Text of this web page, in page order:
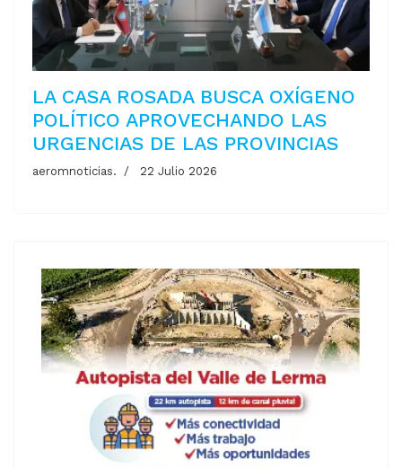
LA CASA ROSADA BUSCA OXÍGENO
POLÍTICO APROVECHANDO LAS
URGENCIAS DE LAS PROVINCIAS
aeromnoticias. 22 Julio 2026